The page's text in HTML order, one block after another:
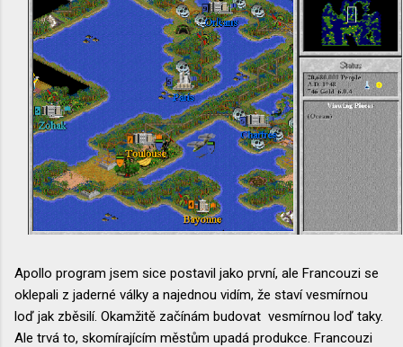
Apollo program jsem sice postavil jako první, ale Francouzi se
oklepali z jaderné války a najednou vidím, že staví vesmírnou
loď jak zběsilí. Okamžitě začínám budovat vesmírnou loď taky.
Ale trvá to, skomírajícím městům upadá produkce. Francouzi